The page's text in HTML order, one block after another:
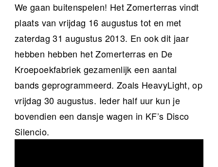
We gaan buitenspelen! Het Zomerterras vindt
plaats van vrijdag 16 augustus tot en met
zaterdag 31 augustus 2013. En ook dit jaar
hebben hebben het Zomerterras en De
Kroepoekfabriek gezamenlijk een aantal
bands geprogrammeerd. Zoals HeavyLight, op
vrijdag 30 augustus. Ieder half uur kun je
bovendien een dansje wagen in KF’s Disco
Silencio.